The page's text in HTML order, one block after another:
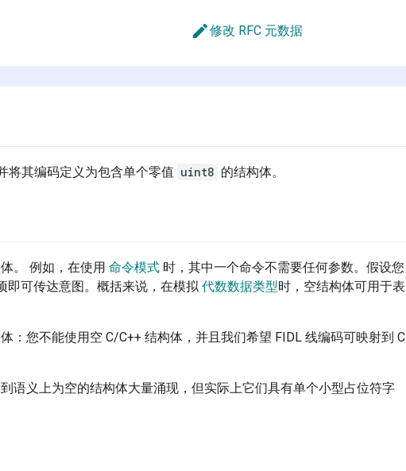
edit修改 RFC 元数据
将其编码定义为包含单个零值 uint8 的结构体。
。 例如，在使用 命令模式 时，其中一个命令不需要任何参数。假设您
即可传达意图。概括来说，在模拟 代数数据类型时，空结构体可用于表
：您不能使用空 C/C++ 结构体，并且我们希望 FIDL 线编码可映射到 C
语义上为空的结构体大量涌现，但实际上它们具有单个小型占位符字